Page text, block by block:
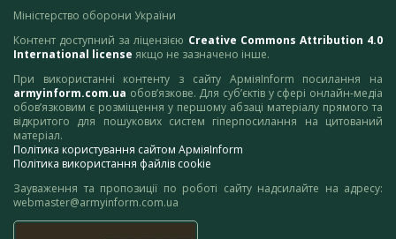
Міністерство оборони України
Контент доступний за ліцензією Creative Commons Attribution 4.0
International license якщо не зазначено інше.
При використанні контенту з сайту АрміяInform посилання на
armyinform.com.ua обов’язкове. Для суб’єктів у сфері онлайн-медіа
обов’язковим є розміщення у першому абзаці матеріалу прямого та
відкритого для пошукових систем гіперпосилання на цитований
матеріал.
Політика користування сайтом АрміяInform
Політика використання файлів cookie
Зауваження та пропозиції по роботі сайту надсилайте на адресу:
webmaster@armyinform.com.ua